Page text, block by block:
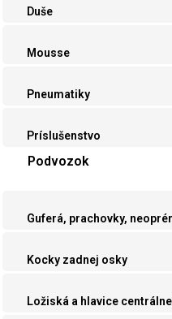
Duše
Mousse
Pneumatiky
Príslušenstvo
Podvozok
Guferá, prachovky,
Kocky zadnej osky
Ložiská a hlavice